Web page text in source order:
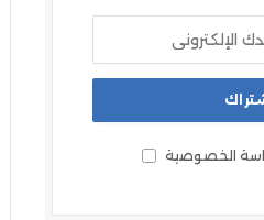
الخصوصية